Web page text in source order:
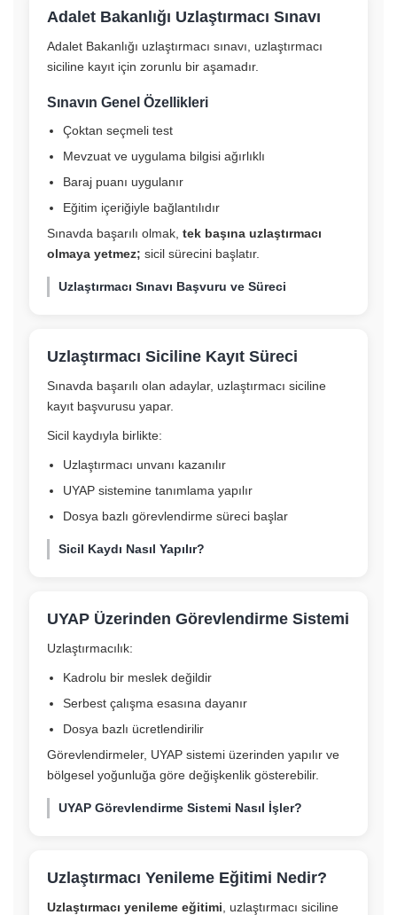
Adalet Bakanlığı Uzlaştırmacı Sınavı
Adalet Bakanlığı uzlaştırmacı sınavı, uzlaştırmacı
siciline kayıt için zorunlu bir aşamadır.
Sınavın Genel Özellikleri
Çoktan seçmeli test
Mevzuat ve uygulama bilgisi ağırlıklı
Baraj puanı uygulanır
Eğitim içeriğiyle bağlantılıdır
Sınavda başarılı olmak, tek başına uzlaştırmacı
olmaya yetmez; sicil sürecini başlatır.
Uzlaştırmacı Sınavı Başvuru ve Süreci
Uzlaştırmacı Siciline Kayıt Süreci
Sınavda başarılı olan adaylar, uzlaştırmacı siciline
kayıt başvurusu yapar.
Sicil kaydıyla birlikte:
Uzlaştırmacı unvanı kazanılır
UYAP sistemine tanımlama yapılır
Dosya bazlı görevlendirme süreci başlar
Sicil Kaydı Nasıl Yapılır?
UYAP Üzerinden Görevlendirme Sistemi
Uzlaştırmacılık:
Kadrolu bir meslek değildir
Serbest çalışma esasına dayanır
Dosya bazlı ücretlendirilir
Görevlendirmeler, UYAP sistemi üzerinden yapılır ve
bölgesel yoğunluğa göre değişkenlik gösterebilir.
UYAP Görevlendirme Sistemi Nasıl İşler?
Uzlaştırmacı Yenileme Eğitimi Nedir?
Uzlaştırmacı yenileme eğitimi , uzlaştırmacı siciline